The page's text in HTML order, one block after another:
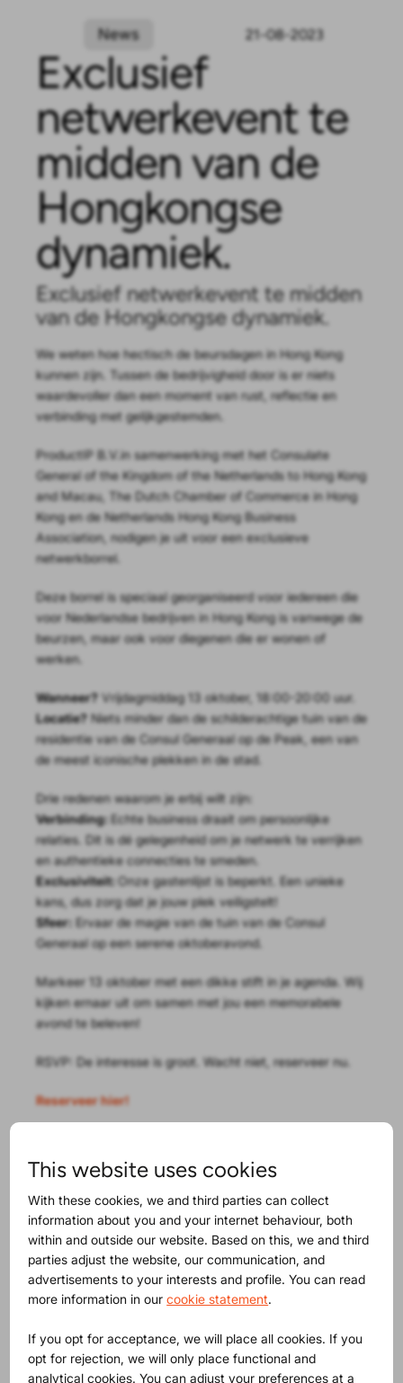
News 21-08-2023
Exclusief
netwerkevent te
midden van de
Hongkongse
dynamiek.
Exclusief netwerkevent te midden
van de Hongkongse dynamiek.
We weten hoe hectisch de beursdagen in Hong Kong
kunnen zijn. Tussen de bedrijvigheid door is er niets
waardevoller dan een moment van rust, reflectie en
verbinding met gelijkgestemden.
ProductIP B.V.in samenwerking met het Consulate
General of the Kingdom of the Netherlands to Hong Kong
and Macau, The Dutch Chamber of Commerce in Hong
Kong en de Netherlands Hong Kong Business
Association, nodigen je uit voor een exclusieve
netwerkborrel.
Deze borrel is speciaal georganiseerd voor iedereen die
voor Nederlandse bedrijven in Hong Kong is vanwege de
beurzen, maar ook voor diegenen die er wonen of
werken.
Wanneer? Vrijdagmiddag 13 oktober, 18:00-20:00 uur.
Locatie? Niets minder dan de schilderachtige tuin van de
residentie van de Consul Generaal op de Peak, een van
de meest iconische plekken in de stad.
Drie redenen waarom je erbij wilt zijn:
Verbinding: Echte business draait om persoonlijke
relaties. Dit is dé gelegenheid om je netwerk te verrijken
en authentieke connecties te smeden.
Exclusiviteit: Onze gastenlijst is beperkt. Een unieke
kans, dus zorg dat je jouw plek veiligstelt!
Sfeer: Ervaar de magie van de tuin van de Consul
Generaal op een serene oktoberavond.
Markeer 13 oktober met een dikke stift in je agenda. Wij
kijken ernaar uit om samen met jou een memorabele
avond te beleven!
RSVP: De interesse is groot. Wacht niet, reserveer nu.
Reserveer hier!
This website uses cookies
With these cookies, we and third parties can collect
information about you and your internet behaviour, both
within and outside our website. Based on this, we and third
parties adjust the website, our communication, and
advertisements to your interests and profile. You can read
more information in ourcookie statement.
If you opt for acceptance, we will place all cookies. If you
opt for rejection, we will only place functional and
analytical cookies. You can adjust your preferences at a